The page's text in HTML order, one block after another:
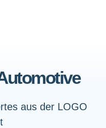
aus der LOGO